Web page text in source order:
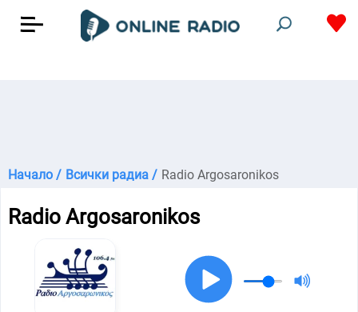
Начало / Всички радиа / Radio Argosaronikos
Radio Argosaronikos